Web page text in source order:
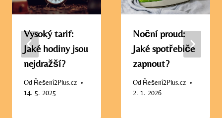
Vysoký tarif:
Jaké hodiny jsou
nejdražší?
Od Řešení2Plus.cz
14. 5. 2025
Noční proud:
Jaké spotřebiče
zapnout?
Od Řešení2Plus.cz
2. 1. 2026